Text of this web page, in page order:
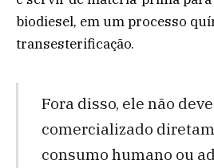
biodiesel, em um processo
transesterificação.
Fora disso, ele não
comercializado
consumo humano ou